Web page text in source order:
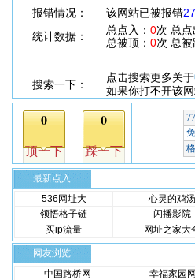
报错情况：
该网站已被报错27
统计数据：
总点入： 0次 总点
总被顶： 0次 总被
搜索一下：
点击搜索更多关于
如果你打不开该网
最新点入
536网址大
心灵的鸡汤
领悟格子链
闪播影院
买ip流量
网址之家大
网友浏览
中国路桥网
幸福家园网